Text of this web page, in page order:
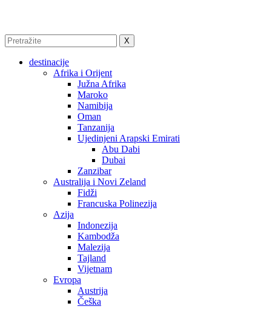
X
destinacije
Afrika i Orijent
Južna Afrika
Maroko
Namibija
Oman
Tanzanija
Ujedinjeni Arapski Emirati
Abu Dabi
Dubai
Zanzibar
Australija i Novi Zeland
Fidži
Francuska Polinezija
Azija
Indonezija
Kambodža
Malezija
Tajland
Vijetnam
Evropa
Austrija
Češka